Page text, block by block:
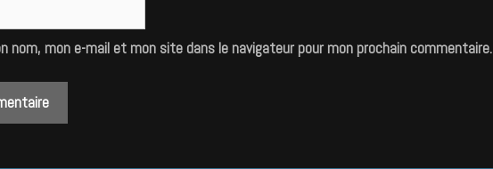
nom, mon e-mail et mon site dans le navigateur pour mon prochain commentaire.